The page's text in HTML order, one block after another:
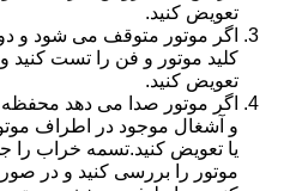
تعویض کنید.
اگر موتور متوقف می شود و
کلید موتور و فن را تست
تعویض کنید.
اگر موتور صدا می دهد محفظه
و آشغال موجود در اطراف موتور
یا تعویض کنید.تسمه خراب را
موتور را بررسی کنید و در